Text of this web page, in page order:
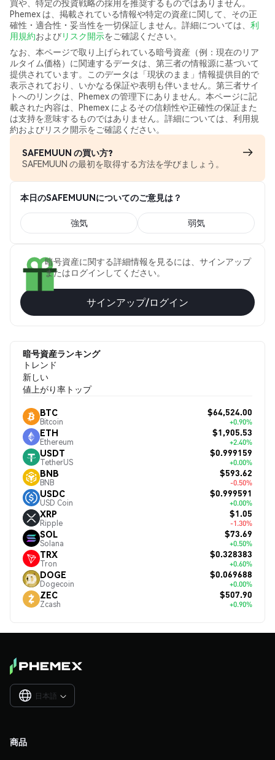
買や、特定の投資戦略の採用を推奨するものではありません。
Phemex は、掲載されている情報や特定の資産に関して、その正
確性・適合性・妥当性を一切保証しません。詳細については、 利
用規約およびリスク開示をご確認ください。
なお、本ページで取り上げられている暗号資産（例：現在のリア
ルタイム価格）に関連するデータは、第三者の情報源に基づいて
提供されています。このデータは「現状のまま」情報提供目的で
表示されており、いかなる保証や表明も伴いません。第三者サイ
トへのリンクは、Phemex の管理下にありません。本ページに記
載された内容は、Phemex によるその信頼性や正確性の保証また
は支持を意味するものではありません。詳細については、利用規
約およびリスク開示をご確認ください。
SAFEMUUN の買い方?
SAFEMUUN の最初を取得する方法を学びましょう。
本日のSAFEMUUNについてのご意見は？
強気 弱気
暗号資産に関する詳細情報を見るには、サインアップ
またはログインしてください。
サインアップ/ログイン
暗号資産ランキング
トレンド
新しい
値上がり率トップ
BTC
Bitcoin
$64,524.00
+0.90%
ETH
Ethereum
$1,905.53
+2.40%
USDT
TetherUS
$0.999159
+0.00%
BNB
BNB
$593.62
-0.50%
USDC
USD Coin
$0.999591
+0.00%
XRP
Ripple
$1.05
-1.30%
SOL
Solana
$73.69
+0.50%
TRX
Tron
$0.328383
+0.60%
DOGE
Dogecoin
$0.069688
+0.00%
ZEC
Zcash
$507.90
+0.90%
日本語 
商品